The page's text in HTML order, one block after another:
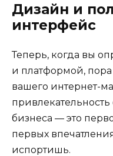
Дизайн и
интерфейс
Теперь, когда вы
и платформой,
вашего интернет-
бизнеса — это
первых
испортишь.